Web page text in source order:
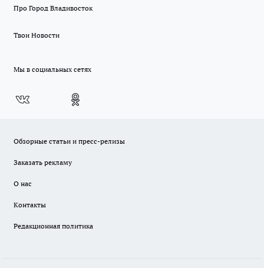
Про Город Владивосток
Твои Новости
Мы в социальных сетях
Обзорные статьи и пресс-релизы
Заказать рекламу
О нас
Контакты
Редакционная политика